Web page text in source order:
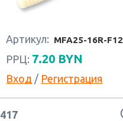
Артикул: MFA25-16R-F12
РРЦ: 7.20 BYN
Вход / Регистрация
417